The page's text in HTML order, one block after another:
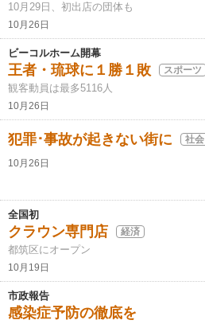
10月29日、初出店の団体も
10月26日
ビーコルホーム開幕
王者・琉球に１勝１敗 スポーツ
観客動員は最多5116人
10月26日
犯罪･事故が起きない街に 社会
10月26日
全国初
クラウン専門店 経済
都筑区にオープン
10月19日
市政報告
感染症予防の徹底を